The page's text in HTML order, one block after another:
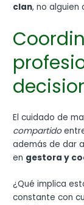
clan, no alguien
El cuidado de
compartido
además de dar
en gestora y
¿Qué implica
constante con